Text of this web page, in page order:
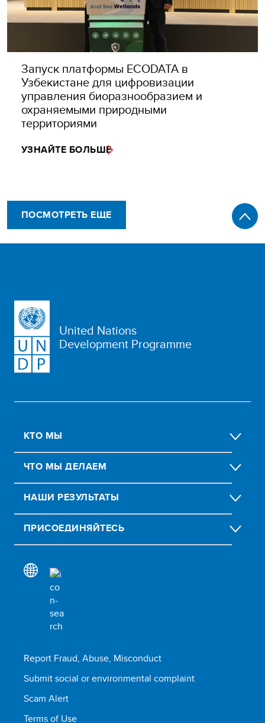
Запуск платформы ECODATA в
Узбекистане для цифровизации
управления биоразнообразием и
охраняемыми природными
территориями
УЗНАЙТЕ БОЛЬШЕ
ПОСМОТРЕТЬ ЕЩЕ
United Nations
Development Programme
КТО МЫ
ЧТО МЫ ДЕЛАЕМ
НАШИ РЕЗУЛЬТАТЫ
ПРИСОЕДИНЯЙТЕСЬ
Report Fraud, Abuse, Misconduct
Submit social or environmental complaint
Scam Alert
Terms of Use